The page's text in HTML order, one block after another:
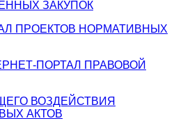
ЗАКУПОК
ПРОЕКТОВ НОРМАТИВНЫХ
ПОРТАЛ ПРАВОВОЙ
ВОЗДЕЙСТВИЯ
АКТОВ